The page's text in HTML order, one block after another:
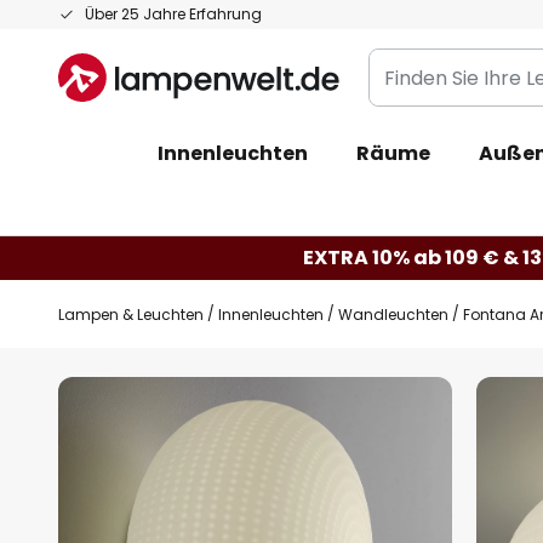
Über 25 Jahre Erfahrung
Zum
springen
Finden
Sie
Leuchte...
Innenleuchten Räume
EXTRA 10% ab 109 € &
Lampen & Leuchten Innenleuchten Wandleuchten Fontana
Zum
Bildgalerie
springen